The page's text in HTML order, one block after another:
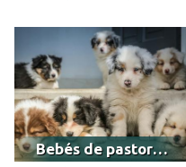
Bebés de pastor australiano